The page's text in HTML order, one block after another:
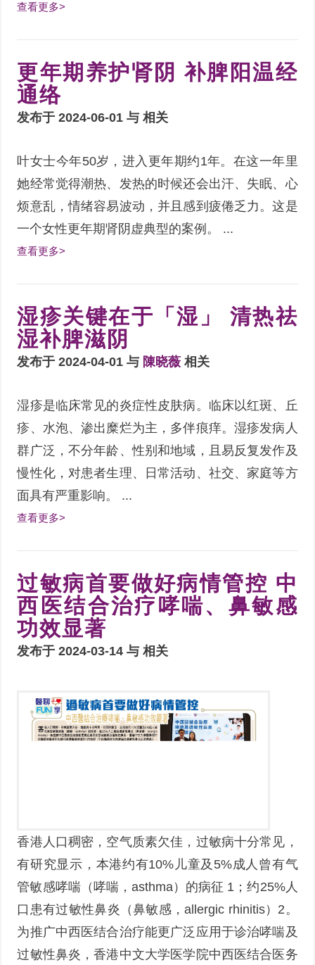
查看更多>
更年期养护肾阴 补脾阳温经
通络
发布于 2024-06-01 与相关
叶女士今年50岁，进入更年期约1年。在这一年里
她经常觉得潮热、发热的时候还会出汗、失眠、心
烦意乱，情绪容易波动，并且感到疲倦乏力。这是
一个女性更年期肾阴虚典型的案例。 ...
查看更多>
湿疹关键在于「湿」 清热祛
湿补脾滋阴
发布于 2024-04-01 与 陳晓薇相关
湿疹是临床常见的炎症性皮肤病。临床以红斑、丘
疹、水泡、渗出糜烂为主，多伴痕痒。湿疹发病人
群广泛，不分年龄、性别和地域，且易反复发作及
慢性化，对患者生理、日常活动、社交、家庭等方
面具有严重影响。 ...
查看更多>
过敏病首要做好病情管控 中
西医结合治疗哮喘、鼻敏感
功效显著
发布于 2024-03-14 与相关
香港人口稠密，空气质素欠佳，过敏病十分常见，
有研究显示，本港约有10%儿童及5%成人曾有气
管敏感哮喘（哮喘，asthma）的病征 1；约25%人
口患有过敏性鼻炎（鼻敏感，allergic rhinitis）2。
为推广中西医结合治疗能更广泛应用于诊治哮喘及
过敏性鼻炎，香港中文大学医学院中西医结合医务